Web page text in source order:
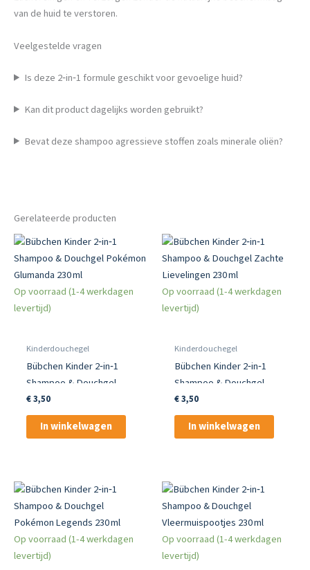
van de huid te verstoren.
Veelgestelde vragen
Is deze 2‑in‑1 formule geschikt voor gevoelige huid?
Kan dit product dagelijks worden gebruikt?
Bevat deze shampoo agressieve stoffen zoals minerale oliën?
Gerelateerde producten
Op voorraad (1-4 werkdagen
levertijd)
Kinderdouchegel
Bübchen Kinder 2‑in‑1
Shampoo & Douchgel
Pokémon Glumanda
230 ml
€3,50
In winkelwagen
Op voorraad (1-4 werkdagen
levertijd)
Kinderdouchegel
Bübchen Kinder 2‑in‑1
Shampoo & Douchgel
Zachte Lievelingen 230 ml
€3,50
In winkelwagen
Op voorraad (1-4 werkdagen
levertijd)
Op voorraad (1-4 werkdagen
levertijd)